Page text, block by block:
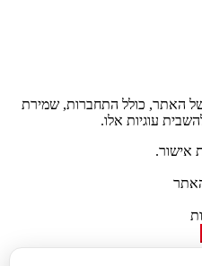
של האתר, כולל התחברות, שמירת
עוגיות אלו.
אישור.